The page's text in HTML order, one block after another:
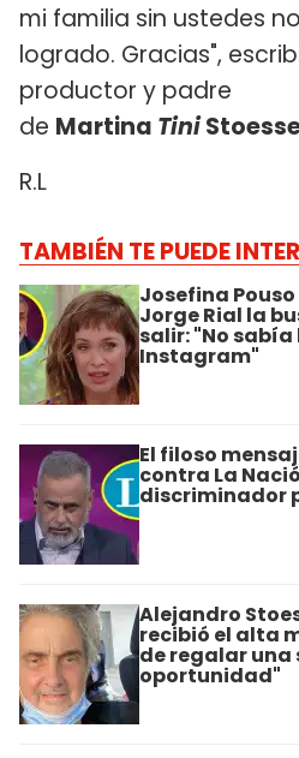
mi familia sin ustedes
logrado. Gracias",
productor y padre
de Martina Tini
R.L
TAMBIÉN TE PUEDE
Josefina
Jorge Rial la
salir: "No
Instagram"
El filoso
contra La
discriminador
Alejandro
recibió el alta
de regalar una
oportunidad"